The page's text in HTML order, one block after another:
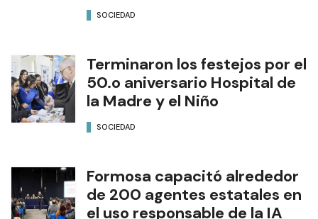
SOCIEDAD
Terminaron los festejos por el
50.o aniversario Hospital de
la Madre y el Niño
SOCIEDAD
Formosa capacitó alrededor
de 200 agentes estatales en
el uso responsable de la IA